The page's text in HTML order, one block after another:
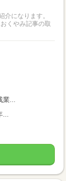
になります。
くやみ記事の取
業...
...